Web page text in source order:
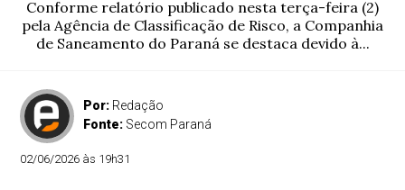
Conforme relatório publicado nesta terça-feira (2)
pela Agência de Classificação de Risco, a Companhia
de Saneamento do Paraná se destaca devido à...
Por: Redação
Fonte: Secom Paraná
02/06/2026 às 19h31